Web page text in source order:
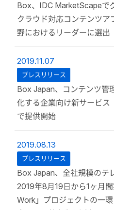
Box、IDC MarketScapeで
クラウド対応コンテンツア
野におけるリーダーに選出
2019.11.07
プレスリリース
Box Japan、コンテンツ管
化する企業向け新サービス
で提供開始
2019.08.13
プレスリリース
Box Japan、全社規模のテ
2019年8月19日から1ヶ月
Work」プロジェクトの一